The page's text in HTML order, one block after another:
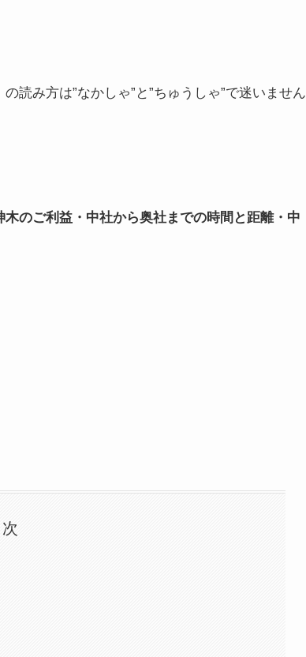
読み方は”なかしゃ”と”ちゅうしゃ”で迷いません
木のご利益・中社から奥社までの時間と距離・中
次